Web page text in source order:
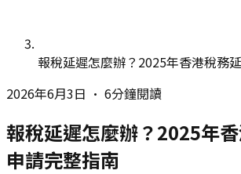
報稅延遲怎麼辦？2025年香港稅務
2026年6月3日 • 6分鐘閱讀
報稅延遲怎麼辦？2025年
申請完整指南